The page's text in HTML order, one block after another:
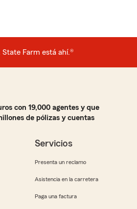
Farm está ahí.®
con 19,000 agentes y que
de pólizas y cuentas
Servicios
Presenta un reclamo
Asistencia en la carretera
Paga una factura